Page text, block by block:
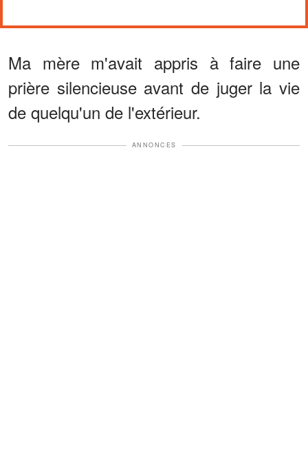
Ma mère m'avait appris à faire une
prière silencieuse avant de juger la vie
de quelqu'un de l'extérieur.
ANNONCES